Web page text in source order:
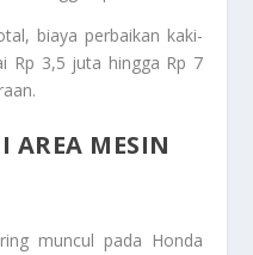
biaya perbaikan kaki-
Rp 3,5 juta hingga Rp 7
AREA MESIN
muncul pada Honda